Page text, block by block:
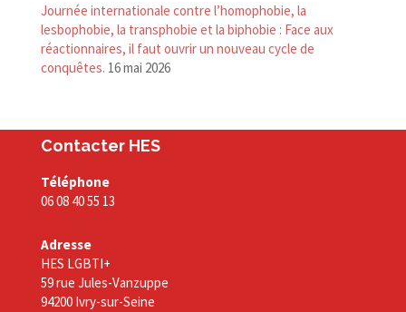
Journée internationale contre l’homophobie, la
lesbophobie, la transphobie et la biphobie : Face aux
réactionnaires, il faut ouvrir un nouveau cycle de
conquêtes. 16 mai 2026
Contacter HES
Téléphone
06 08 40 55 13
Adresse
HES LGBTI+
59 rue Jules-Vanzuppe
94200 Ivry-sur-Seine